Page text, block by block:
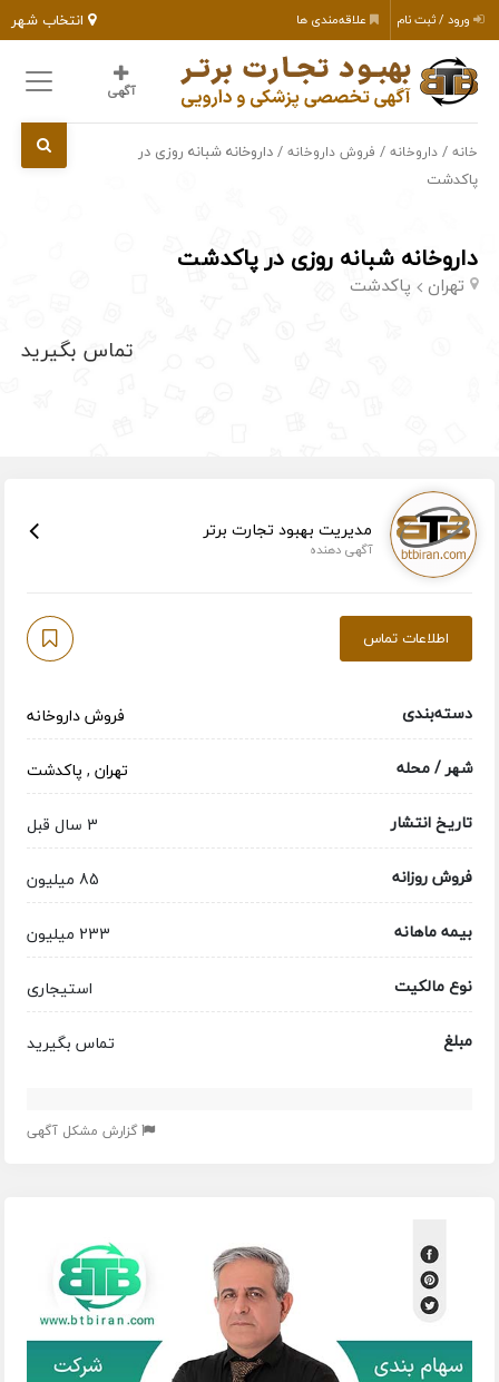
انتخاب شهر ورود / ثبت نام علاقه‌مندی ها
آگهی
خانه /داروخانه / فروش داروخانه / داروخانه شبانه روزی در
پاکدشت
داروخانه شبانه روزی در پاکدشت
تهران پاکدشت
تماس بگیرید
مدیریت بهبود تجارت برتر
آگهی دهنده
اطلاعات تماس
دسته‌بندی
فروش داروخانه
شهر / محله
تهران, پاکدشت
تاریخ انتشار
3 سال قبل
فروش روزانه
85 میلیون
بیمه ماهانه
233 میلیون
نوع مالکیت
استیجاری
مبلغ
تماس بگیرید
گزارش مشکل آگهی